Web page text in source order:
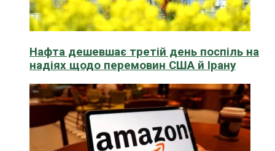
Нафта дешевшає третій день поспіль на
надіях щодо перемовин США й Ірану